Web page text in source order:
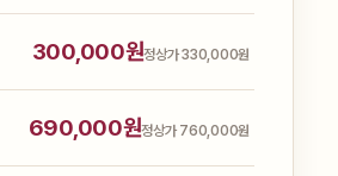
300,000원정상가 330,000원
690,000원정상가 760,000원